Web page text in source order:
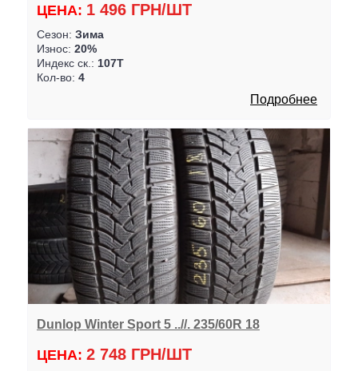
ЦЕНА: 1 496 ГРН/ШТ
Сезон: Зима
Износ: 20%
Индекс ск.: 107T
Кол-во: 4
Подробнее
Dunlop Winter Sport 5 ..//. 235/60R 18
ЦЕНА: 2 748 ГРН/ШТ